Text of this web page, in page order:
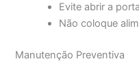
Evite abrir a
Não coloque
Manutenção Preventiva